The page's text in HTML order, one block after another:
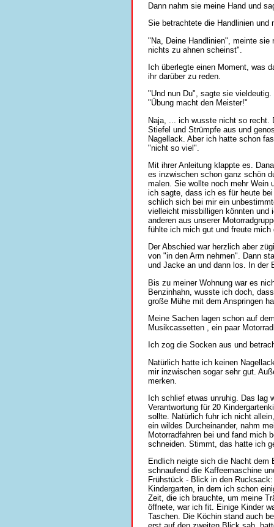
Dann nahm sie meine Hand und
Sie betrachtete die Handlinien
"Na, Deine Handlinien", meinte
nichts zu ahnen scheinst".
Ich überlegte einen Moment, was
ihr darüber zu reden.
"Und nun Du", sagte sie
"Übung macht den Meister!"
Naja, ... ich wusste nicht so recht.
Stiefel und Strümpfe aus und
Nagellack. Aber ich hatte schon
"nicht so viel".
Mit ihrer Anleitung klappte es.
es inzwischen schon ganz schön
malen. Sie wollte noch mehr Wein
ich sagte, dass ich es für heute
schlich sich bei mir ein
vielleicht missbilligen könnten und
anderen aus unserer
fühlte ich mich gut und freute
Der Abschied war herzlich aber
von "in den Arm nehmen". Dann
und Jacke an und dann los. In der
Bis zu meiner Wohnung war es
Benzinhahn, wusste ich doch,
große Mühe mit dem Anspringen
Meine Sachen lagen schon auf
Musikcassetten , ein paar
Ich zog die Socken aus und
Natürlich hatte ich keinen
mir inzwischen sogar sehr gut.
merken.
Ich schlief etwas unruhig. Das lag
Verantwortung für 20
sollte. Natürlich fuhr ich nicht
ein wildes Durcheinander, nahm
Motorradfahren bei und fand mich
schneiden. Stimmt, das hatte ich
Endlich neigte sich die Nacht dem
schnaufend die Kaffeemaschine
Frühstück - Blick in den
Kindergarten, in dem ich schon
Zeit, die ich brauchte, um meine
öffnete, war ich fit. Einige Kinder
Taschen. Die Köchin stand auch